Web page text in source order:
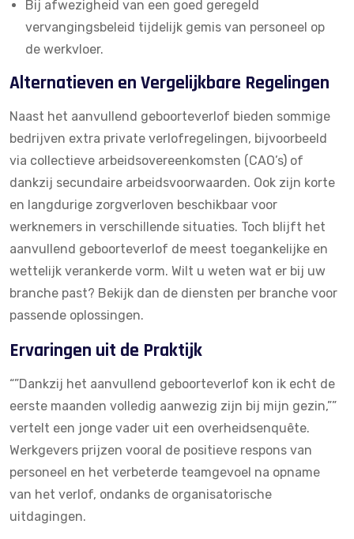
Bij afwezigheid van een goed geregeld
vervangingsbeleid tijdelijk gemis van personeel op
de werkvloer.
Alternatieven en Vergelijkbare Regelingen
Naast het aanvullend geboorteverlof bieden sommige
bedrijven extra private verlofregelingen, bijvoorbeeld
via collectieve arbeidsovereenkomsten (CAO’s) of
dankzij secundaire arbeidsvoorwaarden. Ook zijn korte
en langdurige zorgverloven beschikbaar voor
werknemers in verschillende situaties. Toch blijft het
aanvullend geboorteverlof de meest toegankelijke en
wettelijk verankerde vorm. Wilt u weten wat er bij uw
branche past? Bekijk dan de diensten per branche voor
passende oplossingen.
Ervaringen uit de Praktijk
“”Dankzij het aanvullend geboorteverlof kon ik echt de
eerste maanden volledig aanwezig zijn bij mijn gezin,””
vertelt een jonge vader uit een overheidsenquête.
Werkgevers prijzen vooral de positieve respons van
personeel en het verbeterde teamgevoel na opname
van het verlof, ondanks de organisatorische
uitdagingen.